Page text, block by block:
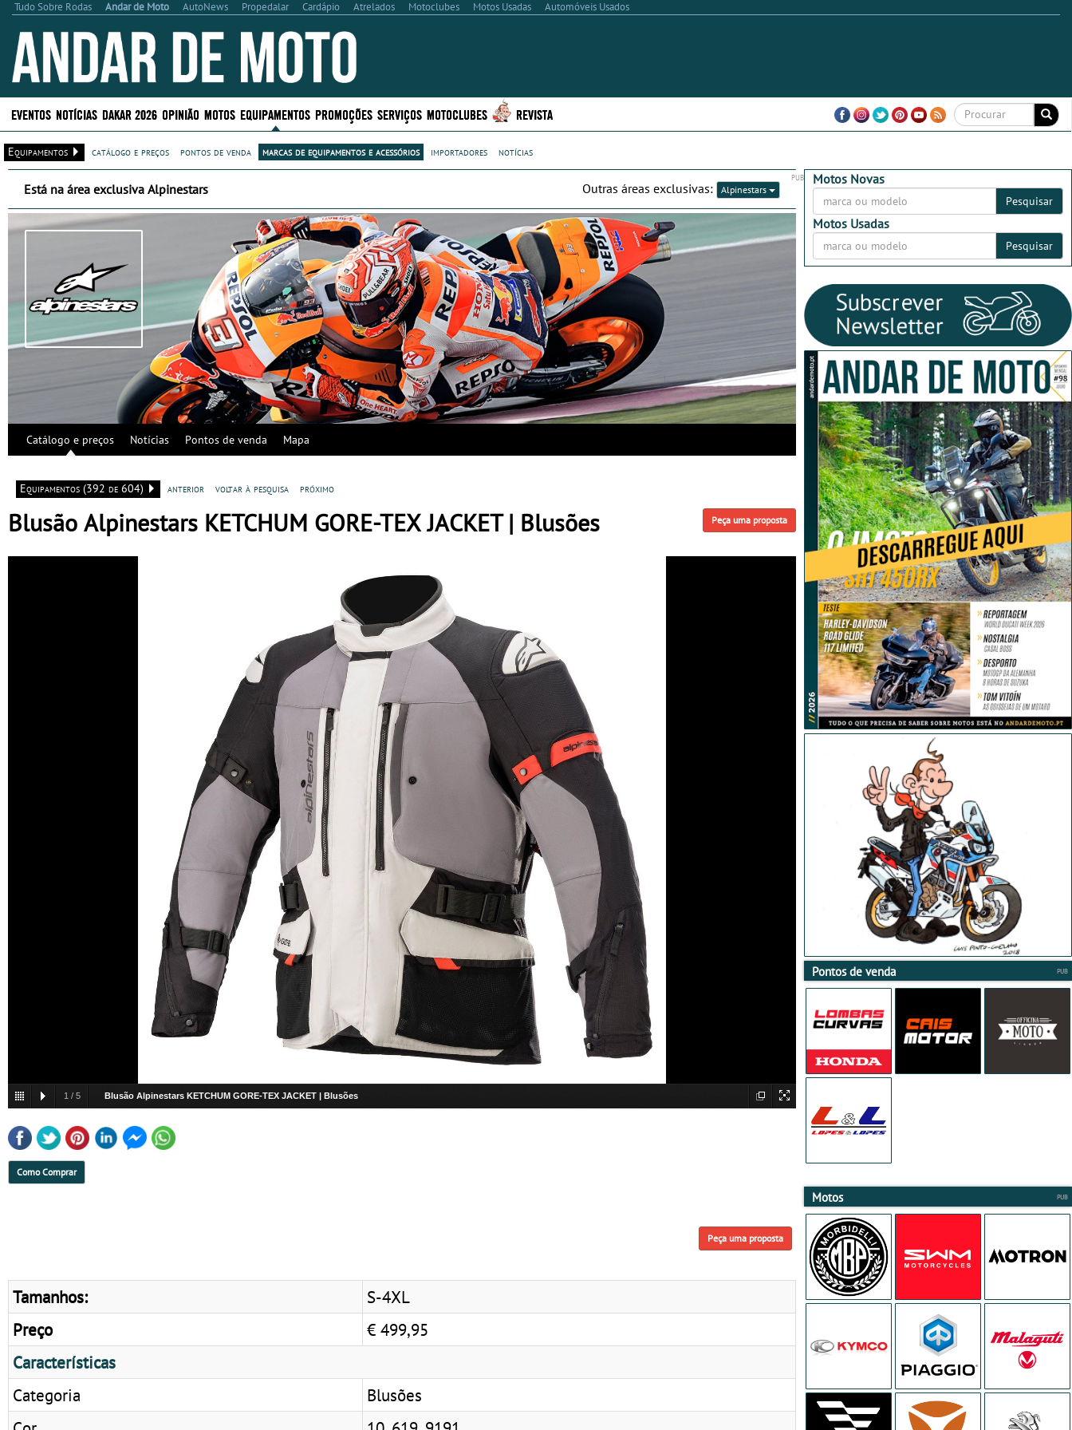
Tudo Sobre Rodas Andar de Moto AutoNews Propedalar Cardápio Atrelados Motoclubes Motos Usadas Automóveis Usados
EVENTOS NOTÍCIAS DAKAR 2026 OPINIÃO MOTOS EQUIPAMENTOS PROMOÇÕES SERVIÇOS MOTOCLUBES REVISTA
Equipamentos catálogo e preços pontos de venda marcas de equipamentos e acessórios importadores notícias
Outras áreas exclusivas: Alpinestars
Está na área exclusiva Alpinestars
Catálogo e preços Notícias Pontos de venda Mapa
Equipamentos (392 de 604) anterior voltar à pesquisa próximo
Peça uma proposta
Blusão Alpinestars KETCHUM GORE-TEX JACKET | Blusões
1 / 5 Blusão Alpinestars KETCHUM GORE-TEX JACKET | Blusões
Como Comprar
Peça uma proposta
Tamanhos:
S-4XL
Preço
€ 499,95
Características
Categoria
Blusões
Motos Novas
Pesquisar
Motos Usadas
Pesquisar
Pontos de venda
Motos